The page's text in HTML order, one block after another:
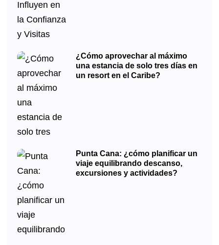
¿Cómo aprovechar al máximo
una estancia de solo tres días en
un resort en el Caribe?
Punta Cana: ¿cómo planificar un
viaje equilibrando descanso,
excursiones y actividades?